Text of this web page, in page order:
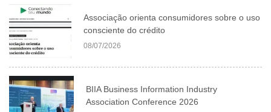
Associação orienta consumidores sobre o uso
consciente do crédito
08/07/2026
BIIA Business Information Industry
Association Conference 2026